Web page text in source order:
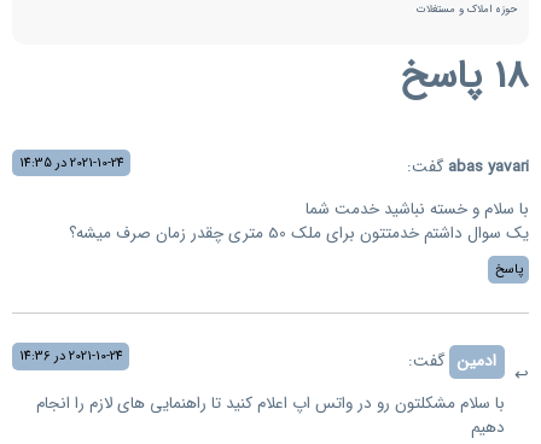
حوزه املاک و مستغلات
18 پاسخ
abas yavari گفت: 2021-10-24 در 14:35
با سلام و خسته نباشید خدمت شما
یک سوال داشتم خدمتتون برای ملک 50 متری چقدر زمان صرف میشه؟
پاسخ
ادمین گفت: 2021-10-24 در 14:36
با سلام مشکلتون رو در واتس اپ اعلام کنید تا راهنمایی های لازم را انجام
دهیم